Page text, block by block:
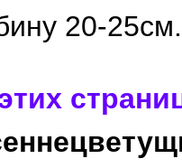
20-25см.